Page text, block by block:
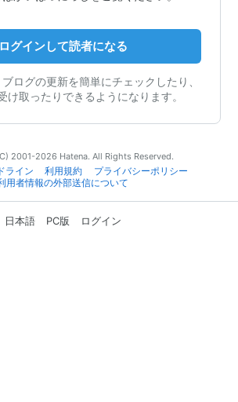
ログインして読者になる
ログの更新を簡単にチェックしたり、
け取ったりできるようになります。
2001-2026 Hatena. All Rights Reserved.
ライン 利用規約
プライバシーポリシー
用者情報の外部送信について
日本語 PC版 ログイン